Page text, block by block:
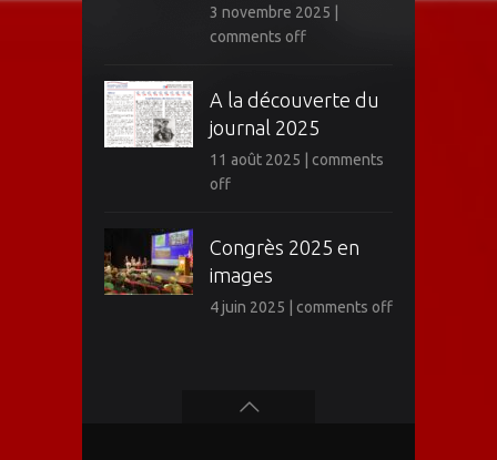
3 novembre 2025
comments off
A la découverte du
journal 2025
11 août 2025
comments
off
Congrès 2025 en
images
4 juin 2025 comments off